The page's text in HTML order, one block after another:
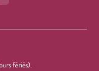
fériés).